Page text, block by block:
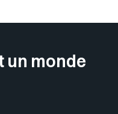
un monde
de l'UQO